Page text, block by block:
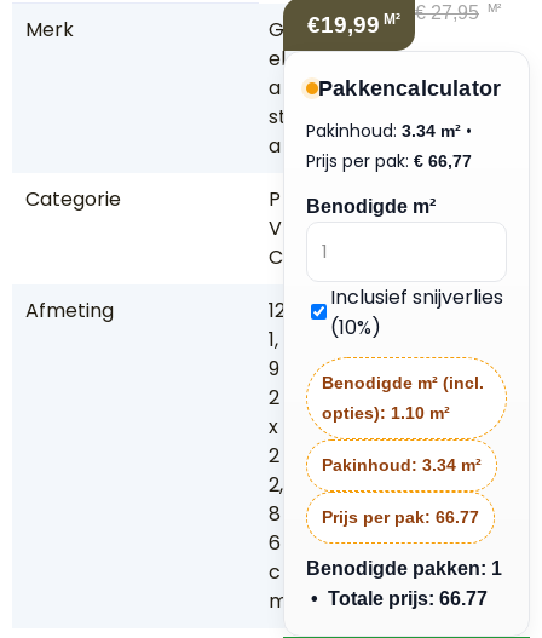
Merk
G
el
a
st
a
Categorie
P
V
C
Afmeting
12
1,
9
2
x
2
2,
8
6
c
m
€19,99 M² €27,95 M²
Pakkencalculator
Pakinhoud: 3.34 m² •
Prijs per pak: € 66,77
Benodigde m²
Inclusief snijverlies
(10%)
Benodigde m² (incl.
opties): 1.10 m²
Pakinhoud: 3.34 m²
Prijs per pak: 66.77
Benodigde pakken: 1
• Totale prijs: 66.77